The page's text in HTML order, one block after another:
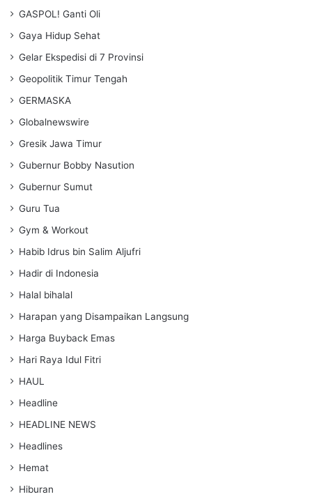
GASPOL! Ganti Oli
Gaya Hidup Sehat
Gelar Ekspedisi di 7 Provinsi
Geopolitik Timur Tengah
GERMASKA
Globalnewswire
Gresik Jawa Timur
Gubernur Bobby Nasution
Gubernur Sumut
Guru Tua
Gym & Workout
Habib Idrus bin Salim Aljufri
Hadir di Indonesia
Halal bihalal
Harapan yang Disampaikan Langsung
Harga Buyback Emas
Hari Raya Idul Fitri
HAUL
Headline
HEADLINE NEWS
Headlines
Hemat
Hiburan